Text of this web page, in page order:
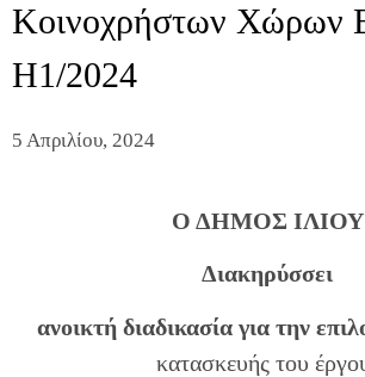
Κοινοχρήστων Χώρων
Η1/2024
5 Απριλίου, 2024
Ο ΔΗΜΟΣ ΙΛΙΟΥ
Διακηρύσσει
ανοικτή διαδικασία για την
κατασκευής του